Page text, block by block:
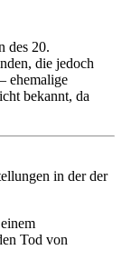
des 20.
die jedoch
ehemalige
bekannt, da
in der der
Tod von